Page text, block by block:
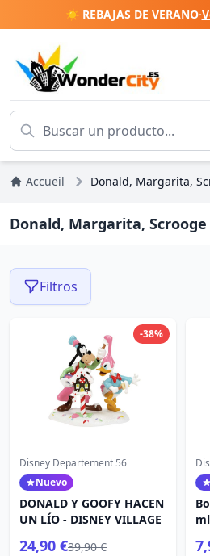
☀️ REBAJAS DE VERANO·
Accueil Donald, Margarita,
Donald, Margarita, Scrooge
Filtros
-38%
Disney Departement 56
Nuevo
DONALD Y GOOFY HACEN
UN LÍO - DISNEY VILLAGE
24,90 €39,90 €